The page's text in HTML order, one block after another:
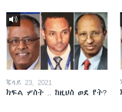
ጁላይ 23, 2021
ክፍል ሦስት .. ከዚህስ ወደ የት?